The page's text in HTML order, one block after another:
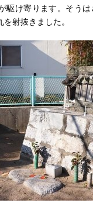
駆け寄ります。そう
射抜きました。